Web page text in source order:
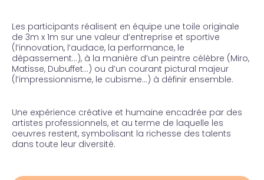
Les participants réalisent en équipe une toile originale
de 3m x 1m sur une valeur d’entreprise et sportive
(l’innovation, l’audace, la performance, le
dépassement…), à la manière d’un peintre célèbre (Miro,
Matisse, Dubuffet…) ou d’un courant pictural majeur
(l’impressionnisme, le cubisme…) à définir ensemble.
Une expérience créative et humaine encadrée par des
artistes professionnels, et au terme de laquelle les
oeuvres restent, symbolisant la richesse des talents
dans toute leur diversité.